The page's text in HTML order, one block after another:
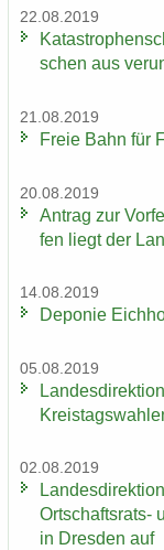
22.08.2019
schen aus
21.08.2019
Freie Bahn für
20.08.2019
An­trag zur
fen liegt der
14.08.2019
De­po­nie
05.08.2019
02.08.2019
Ortschaftsrats-​
in Dres­den auf